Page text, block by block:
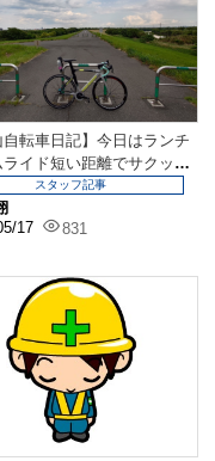
自転車日記】今日はランチ
ライド短い距離でサクッと
ニング
17
831
スタッフ記事